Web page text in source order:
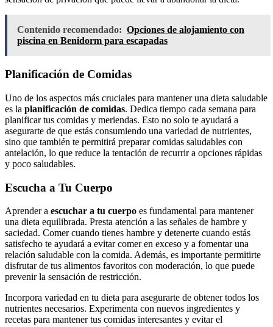
Contenido recomendado: Opciones de alojamiento con
piscina en Benidorm para escapadas
Planificación de Comidas
Uno de los aspectos más cruciales para mantener una dieta saludable
es la planificación de comidas. Dedica tiempo cada semana para
planificar tus comidas y meriendas. Esto no solo te ayudará a
asegurarte de que estás consumiendo una variedad de nutrientes,
sino que también te permitirá preparar comidas saludables con
antelación, lo que reduce la tentación de recurrir a opciones rápidas
y poco saludables.
Escucha a Tu Cuerpo
Aprender a escuchar a tu cuerpo es fundamental para mantener
una dieta equilibrada. Presta atención a las señales de hambre y
saciedad. Comer cuando tienes hambre y detenerte cuando estás
satisfecho te ayudará a evitar comer en exceso y a fomentar una
relación saludable con la comida. Además, es importante permitirte
disfrutar de tus alimentos favoritos con moderación, lo que puede
prevenir la sensación de restricción.
Incorpora variedad en tu dieta para asegurarte de obtener todos los
nutrientes necesarios. Experimenta con nuevos ingredientes y
recetas para mantener tus comidas interesantes y evitar el